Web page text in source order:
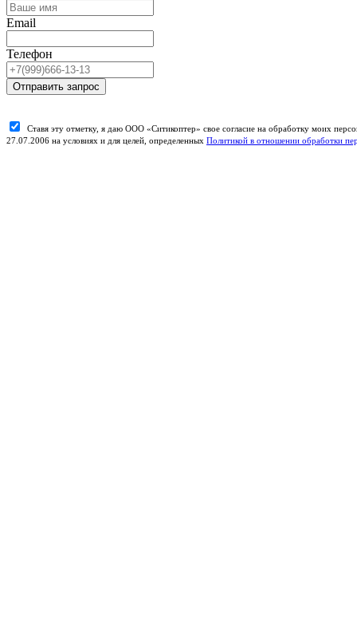
Email
Телефон
Отправить запрос
Ставя эту отметку, я даю ООО «Ситикоптер» свое согласие на обработку моих
27.07.2006 на условиях и для целей, определенных Политикой в отношении обработки